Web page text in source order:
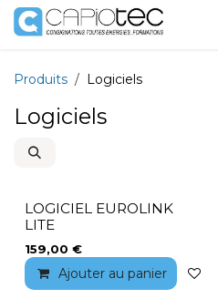
Se rendre au contenu
Produits Logiciels
Logiciels
LOGICIEL EUROLINK
LITE
159,00 €
Ajouter au panier